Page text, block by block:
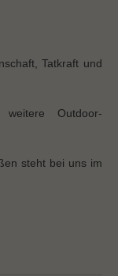
Tatkraft und
Outdoor-
steht bei uns im